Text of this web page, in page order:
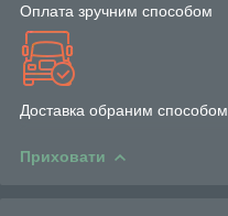
Оплата зручним способом
Доставка обраним способом
Приховати